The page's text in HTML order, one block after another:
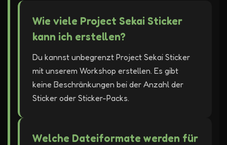
Wie viele Project Sekai Sticker
kann ich erstellen?
Du kannst unbegrenzt Project Sekai Sticker
mit unserem Workshop erstellen. Es gibt
keine Beschränkungen bei der Anzahl der
Sticker oder Sticker-Packs.
Welche Dateiformate werden für